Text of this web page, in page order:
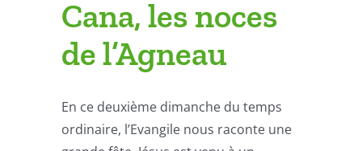
Cana, les noces
de l’Agneau
En ce deuxième dimanche du temps
ordinaire, l’Evangile nous raconte une